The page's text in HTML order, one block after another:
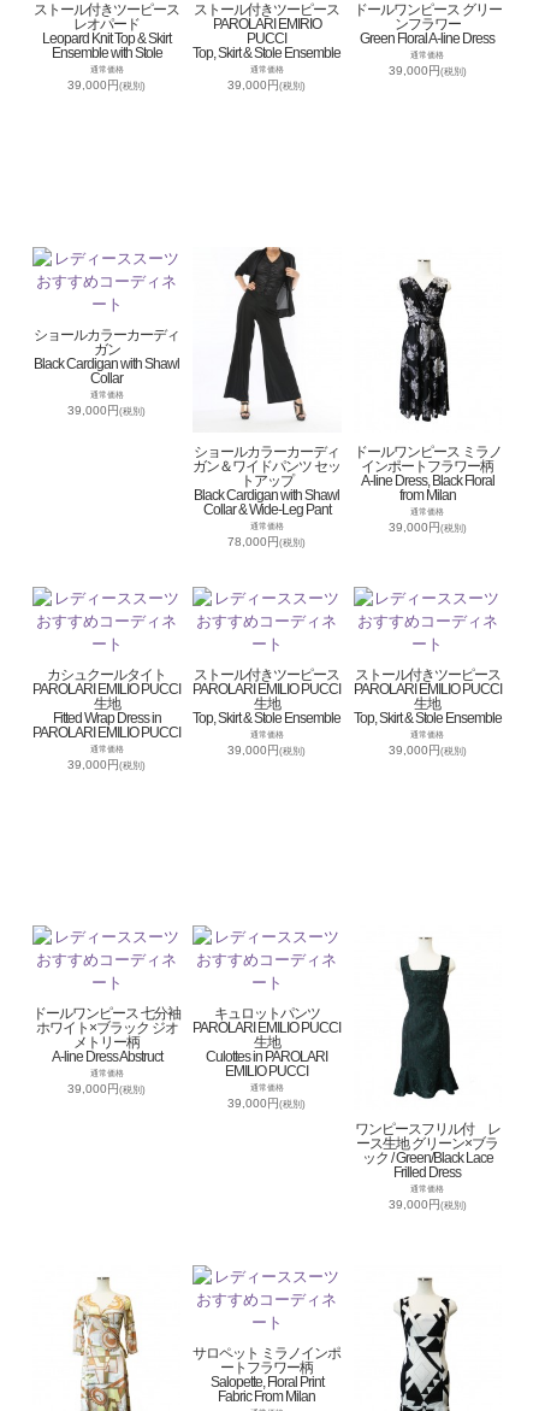
ストール付きツーピース
レオパード
Leopard Knit Top & Skirt
Ensemble with Stole
通常価格
39,000円(税別)
ストール付きツーピース
PAROLARI EMIRIO
PUCCI
Top, Skirt & Stole Ensemble
通常価格
39,000円(税別)
ドールワンピース グリー
ンフラワー
Green Floral A-line Dress
通常価格
39,000円(税別)
ショールカラーカーディ
ガン
Black Cardigan with Shawl
Collar
通常価格
39,000円(税別)
ショールカラーカーディ
ガン＆ワイドパンツ セッ
トアップ
Black Cardigan with Shawl
Collar & Wide-Leg Pant
通常価格
78,000円(税別)
ドールワンピース ミラノ
インポートフラワー柄
A-line Dress, Black Floral
from Milan
通常価格
39,000円(税別)
カシュクールタイト
PAROLARI EMILIO PUCCI
生地
Fitted Wrap Dress in
PAROLARI EMILIO PUCCI
通常価格
39,000円(税別)
ストール付きツーピース
PAROLARI EMILIO PUCCI
生地
Top, Skirt & Stole Ensemble
通常価格
39,000円(税別)
ストール付きツーピース
PAROLARI EMILIO PUCCI
生地
Top, Skirt & Stole Ensemble
通常価格
39,000円(税別)
ドールワンピース 七分袖
ホワイト×ブラック ジオ
メトリー柄
A-line Dress Abstruct
通常価格
39,000円(税別)
キュロットパンツ
PAROLARI EMILIO PUCCI
生地
Culottes in PAROLARI
EMILIO PUCCI
通常価格
39,000円(税別)
ワンピースフリル付 レ
ース生地 グリーン×ブラ
ック / Green/Black Lace
Frilled Dress
通常価格
39,000円(税別)
サロペット ミラノインポ
ートフラワー柄
Salopette, Floral Print
Fabric From Milan